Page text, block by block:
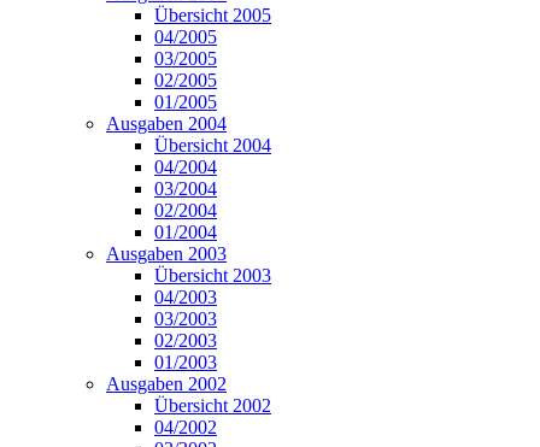
Übersicht 2005
04/2005
03/2005
02/2005
01/2005
Ausgaben 2004
Übersicht 2004
04/2004
03/2004
02/2004
01/2004
Ausgaben 2003
Übersicht 2003
04/2003
03/2003
02/2003
01/2003
Ausgaben 2002
Übersicht 2002
04/2002